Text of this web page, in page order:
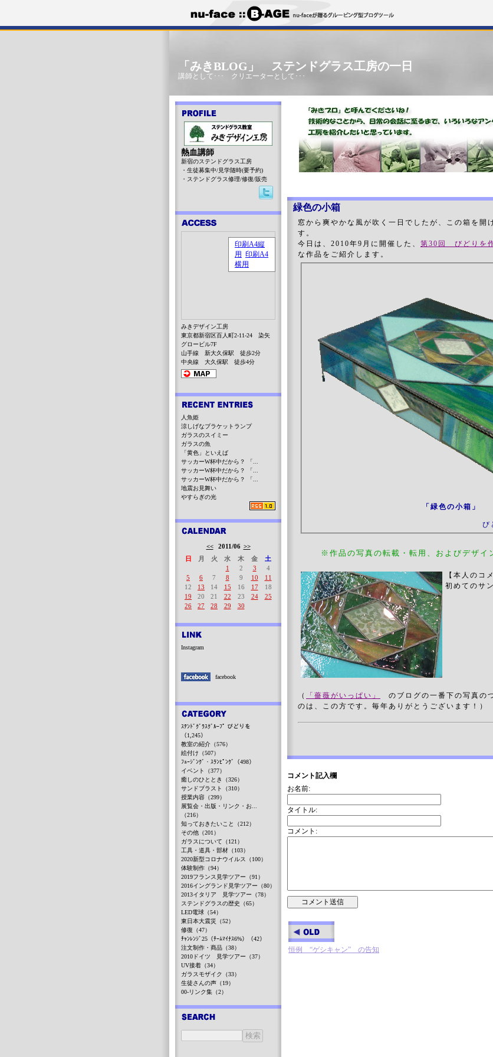
「みきBLOG」 ステンドグラス工房の一日
講師として･･･ クリエーターとして･･･
緑色の小箱
窓から爽やかな風が吹く一日でしたが、この箱を開
す。
今日は、2010年9月に開催した、 第30回 びどりを
な作品をご紹介します。
「緑色の小箱」
び
※作品の写真の転載・転用、およびデザイ
【本人のコ
初めてのサ
（ 「薔薇がいっぱい」
のブログの一番下の写真の
のは、この方です。毎年ありがとうございます！）
コメント記入欄
お名前:
タイトル:
コメント:
恒例 “ゲシキャン” の告知
熱血講師
新宿のステンドグラス工房
・生徒募集中/見学随時(要予約)
・ステンドグラス修理/修復/販売
みきデザイン工房
東京都新宿区百人町2-11-24 染矢
グロービル7F
山手線 新大久保駅 徒歩2分
中央線 大久保駅 徒歩4分
人魚姫
涼しげなブラケットランプ
ガラスのスイミー
ガラスの魚
「黄色」といえば
サッカーW杯中だから？ 「...
サッカーW杯中だから？ 「...
サッカーW杯中だから？ 「...
地震お見舞い
やすらぎの光
<< 2011/06 >>
日
月 火 水 木 金
土
1
2 3
4
5
6 7 8 9 10
11
12
13 14 15 16 17
18
19
20 21 22 23 24
25
26
27 28 29 30
Instagram
facebook
ｽﾃﾝﾄﾞｸﾞﾗｽｸﾞﾙｰﾌﾟ びどりを
（1,245）
教室の紹介（576）
絵付け（507）
ﾌｭｰｼﾞﾝｸﾞ・ｽﾗﾝﾋﾟﾝｸﾞ（498）
イベント（377）
癒しのひととき（326）
サンドブラスト（310）
授業内容（299）
展覧会・出版・リンク・お...
（216）
知っておきたいこと（212）
その他（201）
ガラスについて（121）
工具・道具・部材（103）
2020新型コロナウイルス（100）
体験制作（94）
2019フランス見学ツアー（91）
2016イングランド見学ツアー（80）
2013イタリア 見学ツアー（78）
ステンドグラスの歴史（65）
LED電球（54）
東日本大震災（52）
修復（47）
ﾁｬﾝﾚﾝｼﾞ25（ﾁｰﾑﾏｲﾅｽ6%）（42）
注文制作・商品（38）
2010ドイツ 見学ツアー（37）
UV接着（34）
ガラスモザイク（33）
生徒さんの声（19）
00-リンク集（2）